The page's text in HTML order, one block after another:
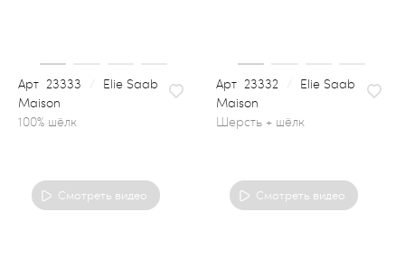
23333
Elie Saab
Maison
23332
Elie Saab
Maison
шерсть + шёлк
Смотреть видео Смотреть видео